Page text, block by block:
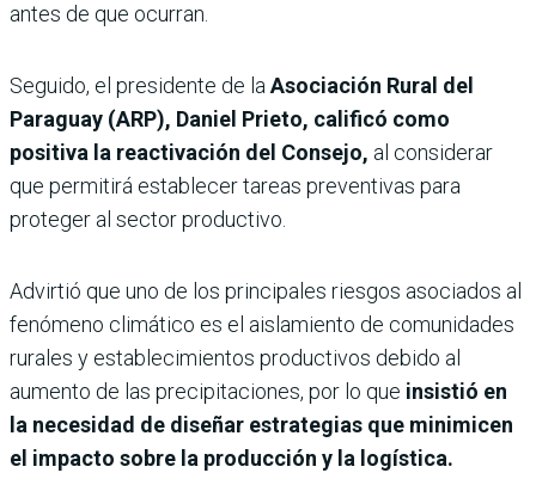
antes de que ocurran.
Seguido, el presidente de laAsociación Rural del
Paraguay (ARP), Daniel Prieto, calificó como
positiva la reactivación del Consejo, al considerar
que permitirá establecer tareas preventivas para
proteger al sector productivo.
Advirtió que uno de los principales riesgos asociados al
fenómeno climático es el aislamiento de comunidades
rurales y establecimientos productivos debido al
aumento de las precipitaciones, por lo que insistió en
la necesidad de diseñar estrategias que minimicen
el impacto sobre la producción y la logística.